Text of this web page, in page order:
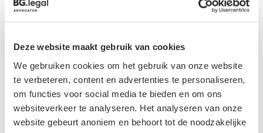
Deze website maakt gebruik van cookies
We gebruiken cookies om het gebruik van onze website
te verbeteren, content en advertenties te personaliseren,
om functies voor social media te bieden en om ons
websiteverkeer te analyseren. Het analyseren van onze
website gebeurt anoniem en behoort tot de noodzakelijke
(gedeeltelijk) toe.